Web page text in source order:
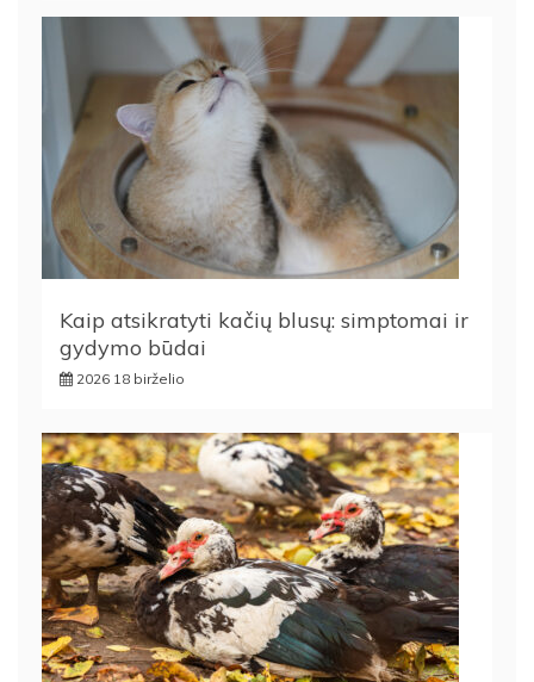
Kaip atsikratyti kačių blusų: simptomai ir
gydymo būdai
2026 18 birželio